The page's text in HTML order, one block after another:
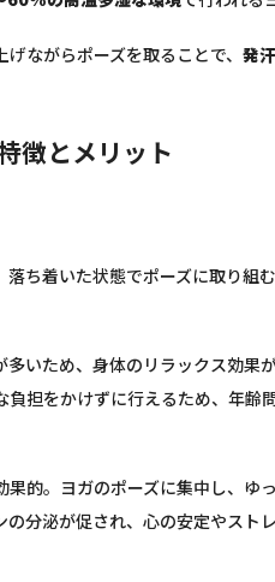
ながらポーズを取ることで、 発
徴とメリット
ち着いた状態でポーズに取り組
いため、身体のリラックス効果
担をかけずに行えるため、年齢
的。ヨガのポーズに集中し、ゆ
分泌が促され、心の安定やスト